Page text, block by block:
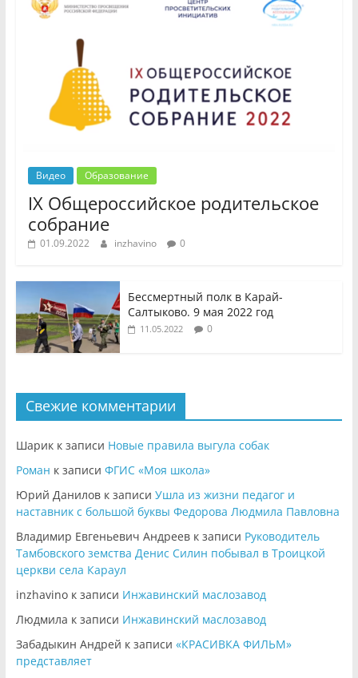
Видео Образование
IX Общероссийское родительское
собрание
01.09.2022 inzhavino 0
Бессмертный полк в Карай-
Салтыково. 9 мая 2022 год
11.05.2022 0
Свежие комментарии
Шарикк записи Новые правила выгула собак
Роман к записи ФГИС «Моя школа»
Юрий Даниловк записи Ушла из жизни педагог и
наставник с большой буквы Федорова Людмила Павловна
Владимир Евгеньевич Андреевк записи Руководитель
Тамбовского земства Денис Силин побывал в Троицкой
церкви села Караул
inzhavinoк записи Инжавинский маслозавод
Людмила к записи Инжавинский маслозавод
Забадыкин Андрей к записи «КРАСИВКА ФИЛЬМ»
представляет